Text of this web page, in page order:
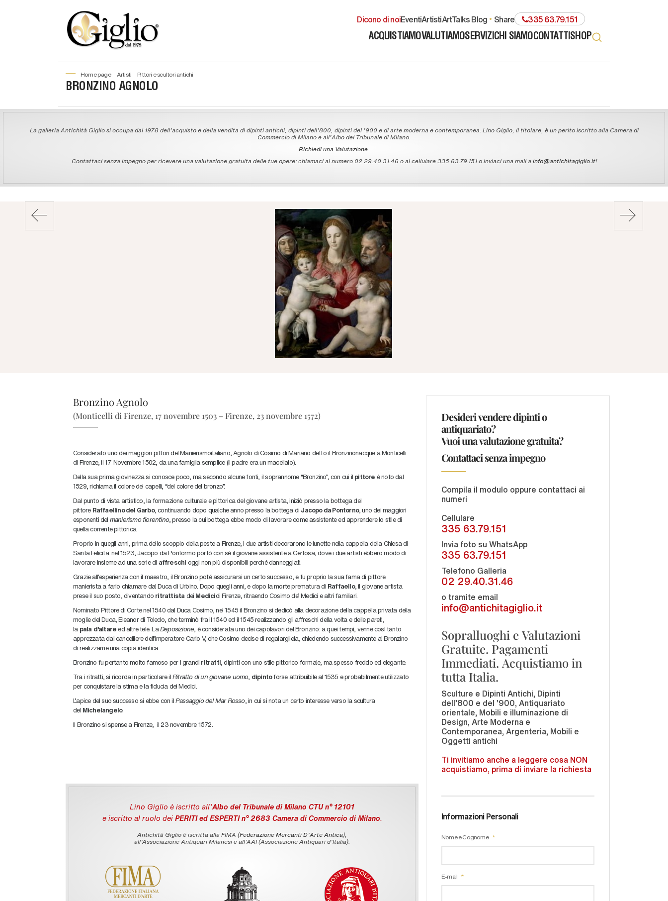
Dicono di noiEventiArtistiArtTalks Blog share 335 63.79.151
ACQUISTIAMOVALUTIAMOSERVIZICHI SIAMOCONTATTISHOP
home page artisti pittori e scultori antichi
BRONZINO AGNOLO
La galleria Antichità Giglio si occupa dal 1978 dell'acquisto e della vendita di dipinti antichi, dipinti dell'800, dipinti del '900 e di arte moderna e contemporanea. Lino Giglio, il titolare, è un perito iscritto alla Camera di
Commercio di Milano e all'Albo del Tribunale di Milano.
Richiedi una Valutazione.
Contattaci senza impegno per ricevere una valutazione gratuita delle tue opere: chiamaci al numero 02 29.40.31.46 o al cellulare 335 63.79.151 o inviaci una mail a info@antichitagiglio.it!
Bronzino Agnolo
(Monticelli di Firenze, 17 novembre 1503 – Firenze, 23 novembre 1572)
Considerato uno dei maggiori pittori del Manierismoitaliano, Agnolo di Cosimo di Mariano detto il Bronzinonacque a Monticelli
di Firenze, il 17 Novembre 1502, da una famiglia semplice (il padre era un macellaio).
Della sua prima giovinezza si conosce poco, ma secondo alcune fonti, il soprannome “Bronzino”, con cui il pittore è noto dal
1529, richiama il colore dei capelli, “del colore del bronzo”.
Dal punto di vista artistico, la formazione culturale e pittorica del giovane artista, iniziò presso la bottega del
pittore Raffaellino del Garbo, continuando dopo qualche anno presso la bottega di Jacopo da Pontorno, uno dei maggiori
esponenti del manierismo fiorentino, presso la cui bottega ebbe modo di lavorare come assistente ed apprendere lo stile di
quella corrente pittorica.
Proprio in quegli anni, prima dello scoppio della peste a Firenze, i due artisti decorarono le lunette nella cappella della Chiesa di
Santa Felicita: nel 1523, Jacopo da Pontormo portò con sé il giovane assistente a Certosa, dove i due artisti ebbero modo di
lavorare insieme ad una serie di affreschi oggi non più disponibili perché danneggiati.
Grazie all’esperienza con il maestro, il Bronzino poté assicurarsi un certo successo, e fu proprio la sua fama di pittore
manierista a farlo chiamare dal Duca di Urbino. Dopo quegli anni, e dopo la morte prematura di Raffaello, il giovane artista
prese il suo posto, diventando ritrattista dei Medicidi Firenze, ritraendo Cosimo de’ Medici e altri familiari.
Nominato Pittore di Corte nel 1540 dal Duca Cosimo, nel 1545 il Bronzino si dedicò alla decorazione della cappella privata della
moglie del Duca, Eleanor di Toledo, che terminò fra il 1540 ed il 1545 realizzando gli affreschi della volta e delle pareti,
la pala d’altareed altre tele. LaDeposizione, è considerata uno dei capolavori del Bronzino: a quei tempi, venne così tanto
apprezzata dal cancelliere dell’imperatore Carlo V, che Cosimo decise di regalargliela, chiedendo successivamente al Bronzino
di realizzarne una copia identica.
Bronzino fu pertanto molto famoso per i grandi ritratti, dipinti con uno stile pittorico formale, ma spesso freddo ed elegante.
Tra i ritratti, si ricorda in particolare ilRitratto di un giovane uomo, dipintoforse attribuibile al 1535 e probabilmente utilizzato
per conquistare la stima e la fiducia dei Medici.
L’apice del suo successo si ebbe con ilPassaggio del Mar Rosso, in cui si nota un certo interesse verso la scultura
del Michelangelo.
Il Bronzino si spense a Firenze, il 23 novembre 1572.
Lino Giglio è iscritto all'Albo del Tribunale di Milano CTU n° 12101
e iscritto al ruolo dei PERITI ed ESPERTI n° 2683 Camera di Commercio di Milano.
Antichità Giglio è iscritta alla FIMA (Federazione Mercanti D'Arte Antica),
all’Associazione Antiquari Milanesi e all’AAI (Associazione Antiquari d’Italia).
Desideri vendere dipinti o
antiquariato?
Vuoi una valutazione gratuita?
Contattaci senza impegno
Compila il modulo oppure contattaci ai
numeri
Cellulare
335 63.79.151
Invia foto su WhatsApp
335 63.79.151
Telefono Galleria
02 29.40.31.46
o tramite email
info@antichitagiglio.it
Sopralluoghi e Valutazioni
Gratuite. Pagamenti
Immediati. Acquistiamo in
tutta Italia.
Sculture e Dipinti Antichi, Dipinti
dell'800 e del '900, Antiquariato
orientale, Mobili e illuminazione di
Design, Arte Moderna e
Contemporanea, Argenteria, Mobili e
Oggetti antichi
Ti invitiamo anche a leggere cosa NON
acquistiamo, prima di inviare la richiesta
Informazioni Personali
Nome e Cognome
E-mail